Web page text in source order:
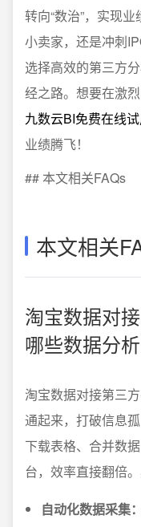
转向“数治”，实现
小卖家，还是冲刺
选择高效的第三方
经之路。想要在激
九数云BI免费在线
业绩腾飞！
## 本文相关FAQs
本文相关
淘宝数据对
哪些数据分析
淘宝数据对接第三
通起来，打破信息
下载表格、合并数
台，效率直接翻倍
自动化数据采集：